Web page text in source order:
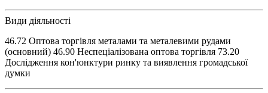
Види діяльності
46.72 Оптова торгівля металами та металевими рудами
(основний) 46.90 Неспеціалізована оптова торгівля 73.20
Дослідження кон'юнктури ринку та виявлення громадської
думки